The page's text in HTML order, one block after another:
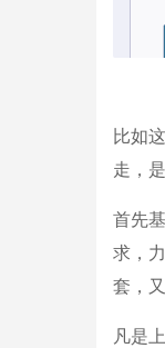
比如
走，
首先
求，
套，
凡是